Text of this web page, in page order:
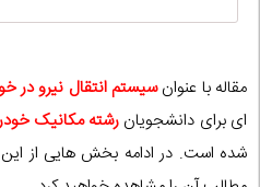
مقاله با عنوانسیستم انتقال نیرو در
ای برای دانشجویان رشته مکانیک
شده است. در ادامه بخش هایی از